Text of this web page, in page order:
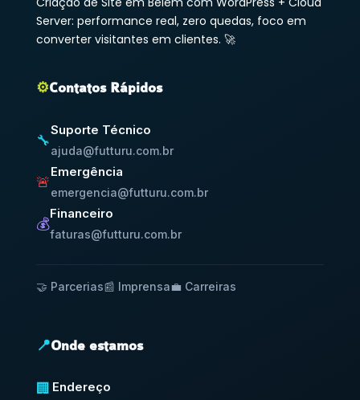
Server: performance real, zero quedas, foco em
converter visitantes em clientes. 🚀
⚙️Contatos Rápidos
🔧
Suporte Técnico
ajuda@futturu.com.br
🚨
Emergência
emergencia@futturu.com.br
💰
Financeiro
faturas@futturu.com.br
🤝 Parcerias📰 Imprensa💼 Carreiras
📍Onde estamos
🏢 Endereço